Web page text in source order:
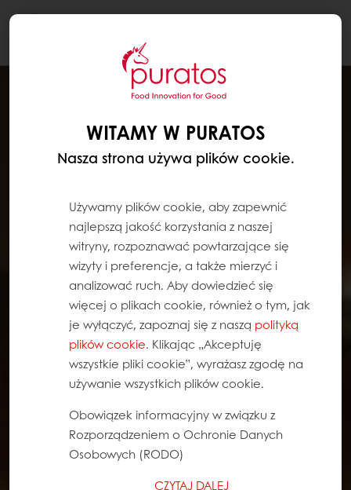
WITAMY W PURATOS
Nasza strona używa plików cookie.
Używamy plików cookie, aby zapewnić
najlepszą jakość korzystania z naszej
witryny, rozpoznawać powtarzające się
wizyty i preferencje, a także mierzyć i
analizować ruch. Aby dowiedzieć się
więcej o plikach cookie, również o tym, jak
je wyłączyć, zapoznaj się z naszą polityką
plików cookie. Klikając „Akceptuję
wszystkie pliki cookie”, wyrażasz zgodę na
używanie wszystkich plików cookie.
Obowiązek informacyjny w związku z
Rozporządzeniem o Ochronie Danych
Osobowych (RODO)
CZYTAJ DALEJ